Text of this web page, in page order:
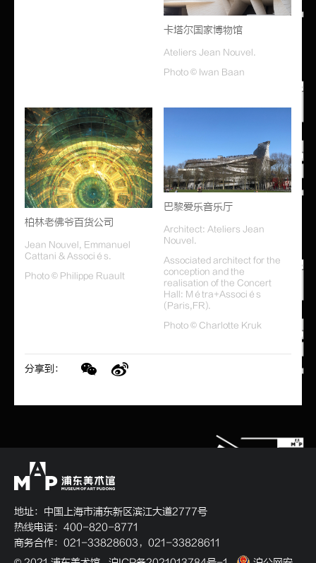
卡塔尔国家博物馆
Ateliers Jean Nouvel.
Photo © Iwan Baan
柏林老佛爷百货公司
Jean Nouvel, Emmanuel
Cattani & Associés.
Photo © Philippe Ruault
巴黎爱乐音乐厅
Architect: Ateliers Jean
Nouvel.
Associated architect for the
conception and the
realisation of the Concert
Hall: Métra+Associés
(Paris,FR).
Photo © Charlotte Kruk
分享到：
地址：中国上海市浦东新区滨江大道2777号
热线电话：400-820-8771
商务合作：021-33828603，021-33828611